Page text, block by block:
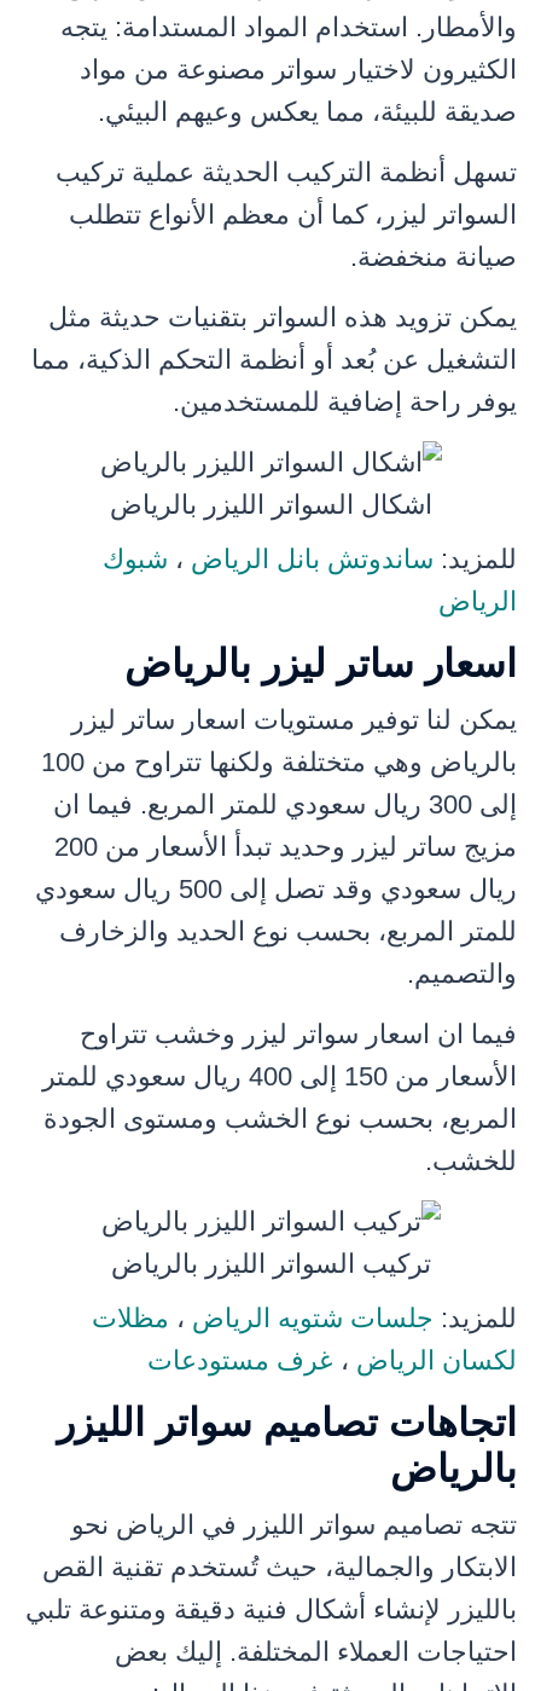
والأمطار. استخدام المواد المستدامة: يتجه
الكثيرون لاختيار سواتر مصنوعة من مواد
صديقة للبيئة، مما يعكس وعيهم البيئي.
تسهل أنظمة التركيب الحديثة عملية تركيب
السواتر ليزر، كما أن معظم الأنواع تتطلب
صيانة منخفضة.
يمكن تزويد هذه السواتر بتقنيات حديثة مثل
التشغيل عن بُعد أو أنظمة التحكم الذكية، مما
يوفر راحة إضافية للمستخدمين.
اشكال السواتر الليزر بالرياض
للمزيد: ساندوتش بانل الرياض ، شبوك
الرياض
اسعار ساتر ليزر بالرياض
يمكن لنا توفير مستويات اسعار ساتر ليزر
بالرياض وهي متختلفة ولكنها تتراوح من 100
إلى 300 ريال سعودي للمتر المربع. فيما ان
مزيج ساتر ليزر وحديد تبدأ الأسعار من 200
ريال سعودي وقد تصل إلى 500 ريال سعودي
للمتر المربع، بحسب نوع الحديد والزخارف
والتصميم.
فيما ان اسعار سواتر ليزر وخشب تتراوح
الأسعار من 150 إلى 400 ريال سعودي للمتر
المربع، بحسب نوع الخشب ومستوى الجودة
للخشب.
تركيب السواتر الليزر بالرياض
للمزيد: جلسات شتويه الرياض ، مظلات
لكسان الرياض ، غرف مستودعات
اتجاهات تصاميم سواتر الليزر
بالرياض
تتجه تصاميم سواتر الليزر في الرياض نحو
الابتكار والجمالية، حيث تُستخدم تقنية القص
بالليزر لإنشاء أشكال فنية دقيقة ومتنوعة تلبي
احتياجات العملاء المختلفة. إليك بعض